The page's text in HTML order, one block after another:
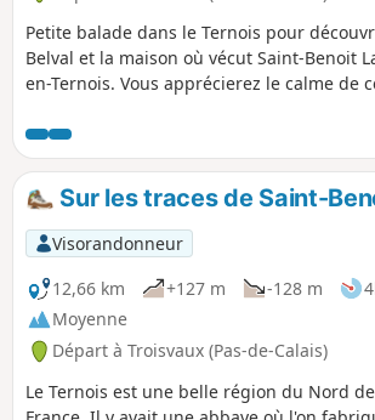
Petite balade dans le Ternois pour
Belval et la maison où vécut Saint-Benoit
en-Ternois. Vous apprécierez le calme de
Sur les traces de Saint-
Visorandonneur
12,66 km
+127 m -128 m
Moyenne
Départ à Troisvaux (Pas-de-Calais)
Le Ternois est une belle région du Nord